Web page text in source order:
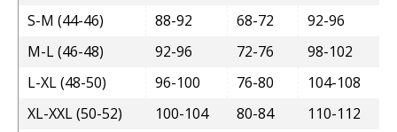
S-M (44-46)
88-92 68-72
92-96
M-L (46-48)
92-96 72-76
98-102
L-XL (48-50)
96-100 76-80
104-108
XL-XXL (50-52)
100-104 80-84
110-112